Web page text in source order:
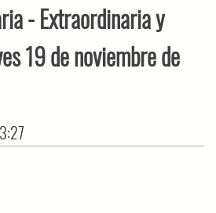
- Extraordinaria y
19 de noviembre de